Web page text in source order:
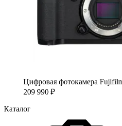
Цифровая фотокамера
209 990 ₽
Каталог